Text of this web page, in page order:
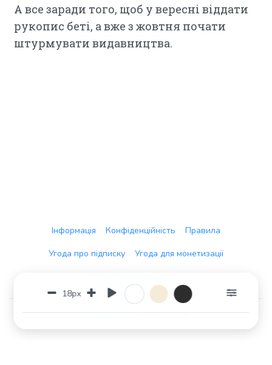
А все заради того, щоб у вересні віддати
рукопис беті, а вже з жовтня почати
штурмувати видавництва.
18px
Шрифт Вигляд Прокручування
Інформація Конфіденційність
Правила
Угода про підписку
Угода для монетизації
Ant3DstudioCopyright © 2026